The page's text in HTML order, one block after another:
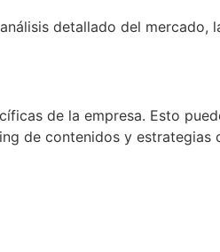
detallado del mercado,
de la empresa. Esto
de contenidos y estrategias